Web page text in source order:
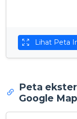
Lihat Peta
Peta
Google